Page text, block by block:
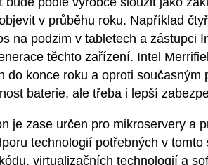
v průběhu roku. Například
na podzim v tabletech a zástupci
těchto zařízení. Intel
do konce roku a oproti
baterie, ale třeba i lepší
je zase určen pro mikroservery a
technologií potřebných v
virtualizačních technologií a